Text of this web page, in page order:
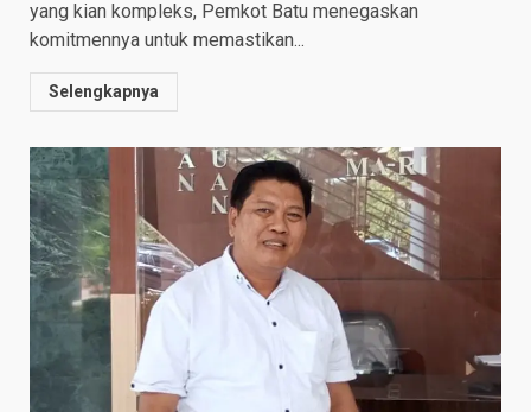
yang kian kompleks, Pemkot Batu menegaskan
komitmennya untuk memastikan...
Selengkapnya